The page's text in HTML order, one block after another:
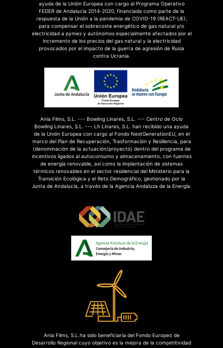
ayuda de la Unión Europea con cargo al Programa Operativo
FEDER de Andalucía 2014-2020, financiada como parte de la
respuesta de la Unión a la pandemia de COVID-19 (REACT-UE),
para compensar el sobrecoste energético de gas natural y/o
electricidad a pymes y autónomos especialmente afectados por el
incremento de los precios del gas natural y la electricidad
provocados por el impacto de la guerra de agresión de Rusia
contra Ucrania.
Ania Films, S.L. --- Bowling Linares, S.L. --- Centro de Ocio
Bowling Linares, S.L. --- Lh Linares, S.L. han recibido una ayuda
de la Unión Europea con cargo al Fondo NextGenerationEU, en el
marco del Plan de Recuperación, Trasformación y Resiliencia, para
(denominación de la actuación/proyecto) dentro del programa de
incentivos ligados al autoconsumo y almacenamiento, con fuentes
de energía renovable, así como la implantación de sistemas
térmicos renovables en el sector residencial del Ministerio para la
Transición Ecológica y el Reto Demográfico, gestionado por la
Junta de Andalucía, a través de la Agencia Andaluza de la Energía.
Ania Films, S.L.ha sido beneficiaria del Fondo Europeo de
Desarrollo Regional cuyo objetivo es la mejora de la competitividad